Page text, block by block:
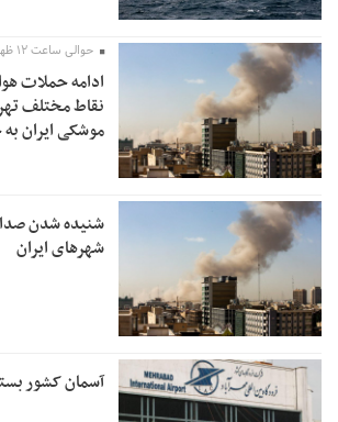
حوالی ساعت ۱۲ ظهر؛
ادامه حملات
نقاط مختلف
موشکی ایران
شنیده شدن
شهرهای ایران
آسمان کشور